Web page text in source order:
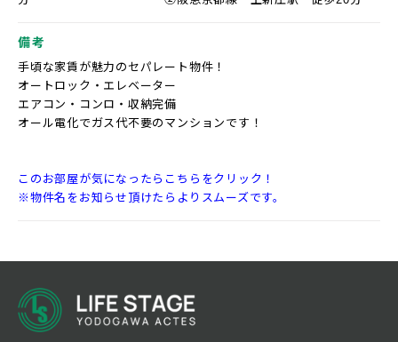
備考
手頃な家賃が魅力のセパレート物件！
オートロック・エレベーター
エアコン・コンロ・収納完備
オール電化でガス代不要のマンションです！
このお部屋が気になったらこちらをクリック！
※物件名をお知らせ頂けたらよりスムーズです。